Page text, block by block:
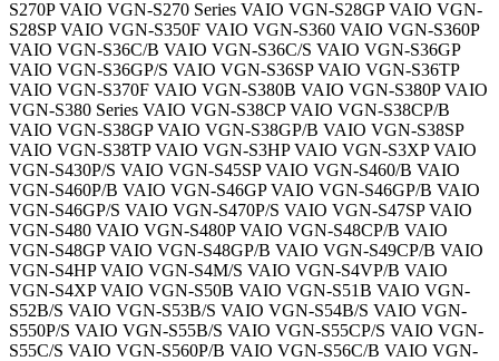
S270P VAIO VGN-S270 Series VAIO VGN-S28GP VAIO VGN-
S28SP VAIO VGN-S350F VAIO VGN-S360 VAIO VGN-S360P
VAIO VGN-S36C/B VAIO VGN-S36C/S VAIO VGN-S36GP
VAIO VGN-S36GP/S VAIO VGN-S36SP VAIO VGN-S36TP
VAIO VGN-S370F VAIO VGN-S380B VAIO VGN-S380P VAIO
VGN-S380 Series VAIO VGN-S38CP VAIO VGN-S38CP/B
VAIO VGN-S38GP VAIO VGN-S38GP/B VAIO VGN-S38SP
VAIO VGN-S38TP VAIO VGN-S3HP VAIO VGN-S3XP VAIO
VGN-S430P/S VAIO VGN-S45SP VAIO VGN-S460/B VAIO
VGN-S460P/B VAIO VGN-S46GP VAIO VGN-S46GP/B VAIO
VGN-S46GP/S VAIO VGN-S470P/S VAIO VGN-S47SP VAIO
VGN-S480 VAIO VGN-S480P VAIO VGN-S48CP/B VAIO
VGN-S48GP VAIO VGN-S48GP/B VAIO VGN-S49CP/B VAIO
VGN-S4HP VAIO VGN-S4M/S VAIO VGN-S4VP/B VAIO
VGN-S4XP VAIO VGN-S50B VAIO VGN-S51B VAIO VGN-
S52B/S VAIO VGN-S53B/S VAIO VGN-S54B/S VAIO VGN-
S550P/S VAIO VGN-S55B/S VAIO VGN-S55CP/S VAIO VGN-
S55C/S VAIO VGN-S560P/B VAIO VGN-S56C/B VAIO VGN-